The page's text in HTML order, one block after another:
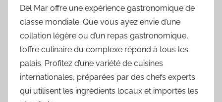
Del Mar offre une expérience gastronomique de
classe mondiale. Que vous ayez envie d’une
collation légère ou d’un repas gastronomique,
l’offre culinaire du complexe répond à tous les
palais. Profitez d’une variété de cuisines
internationales, préparées par des chefs experts
qui utilisent les ingrédients locaux et importés les